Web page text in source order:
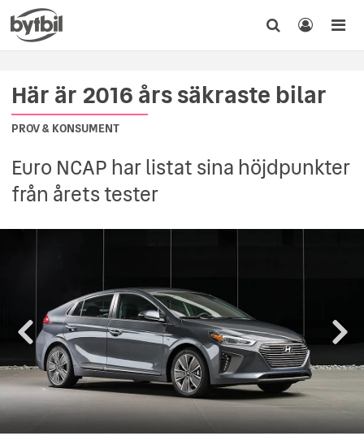
Här är 2016 års säkraste bilar
PROV & KONSUMENT
Euro NCAP har listat sina höjdpunkter
från årets tester